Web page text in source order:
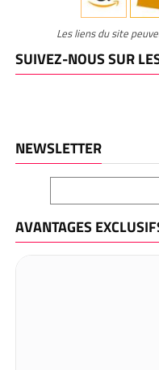
Les liens du site
SUIVEZ-NOUS SUR
NEWSLETTER
AVANTAGES